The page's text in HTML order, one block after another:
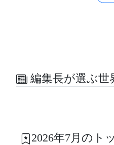
編集長が選ぶ世
2026年7月のト